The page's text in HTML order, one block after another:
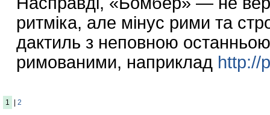
ритміка, але мінус рими та
дактиль з неповною
римованими, наприклад http://
1 2